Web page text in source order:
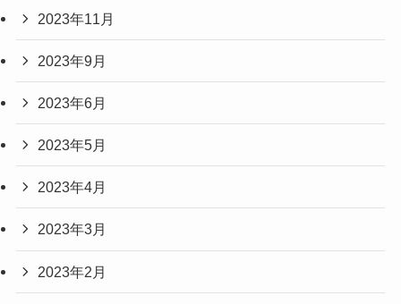
2023年11月
2023年9月
2023年6月
2023年5月
2023年4月
2023年3月
2023年2月